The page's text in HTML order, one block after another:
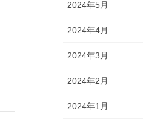
2024年5月
2024年4月
2024年3月
2024年2月
2024年1月